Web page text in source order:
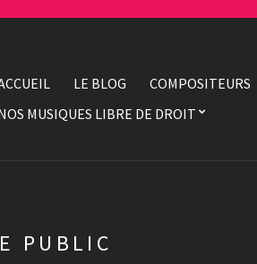
LE BLOG COMPOSITEURS
MUSIQUES LIBRE DE DROIT
PUBLIC